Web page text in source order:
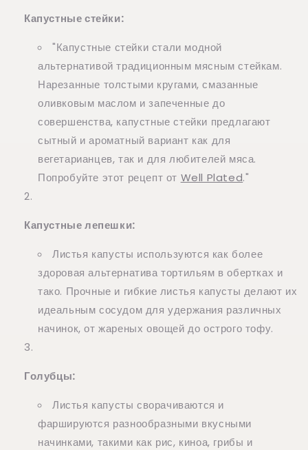
Капустные стейки:
"Капустные стейки стали модной
альтернативой традиционным мясным стейкам.
Нарезанные толстыми кругами, смазанные
оливковым маслом и запеченные до
совершенства, капустные стейки предлагают
сытный и ароматный вариант как для
вегетарианцев, так и для любителей мяса.
Попробуйте этот рецепт от Well Plated."
Капустные лепешки:
Листья капусты используются как более
здоровая альтернатива тортильям в обертках и
тако. Прочные и гибкие листья капусты делают их
идеальным сосудом для удержания различных
начинок, от жареных овощей до острого тофу.
Голубцы:
Листья капусты сворачиваются и
фаршируются разнообразными вкусными
начинками, такими как рис, киноа, грибы и